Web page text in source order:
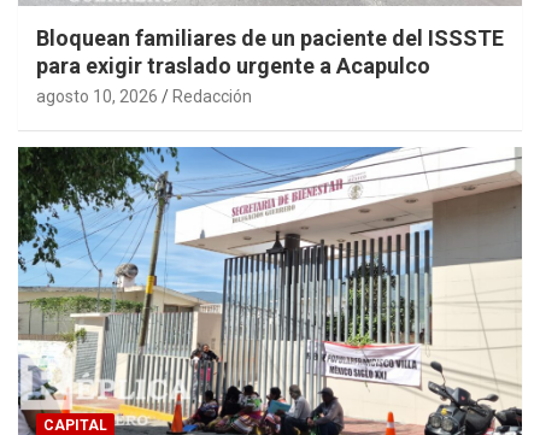
Bloquean familiares de un paciente del ISSSTE
para exigir traslado urgente a Acapulco
agosto 10, 2026 Redacción
CAPITAL